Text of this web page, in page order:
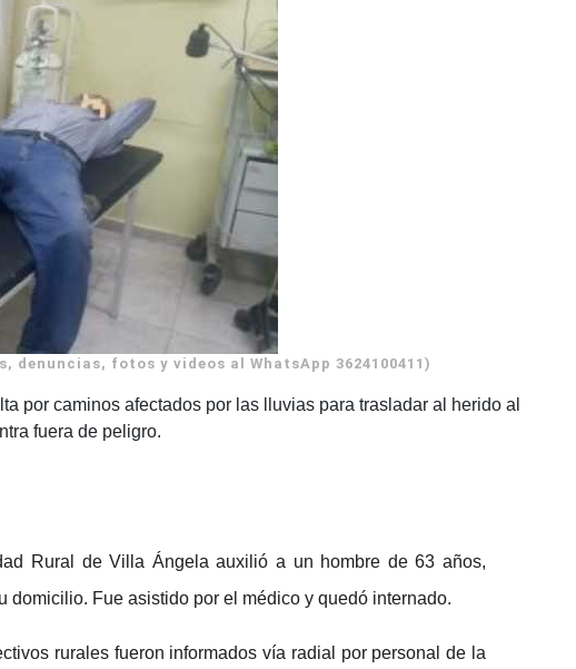
fotos y videos al WhatsApp 3624100411)
por caminos afectados por las lluvias para trasladar al herido al
fuera de peligro.
Rural de Villa Ángela auxilió a un hombre de 63 años,
domicilio. Fue asistido por el médico y quedó internado.
rurales fueron informados vía radial por personal de la